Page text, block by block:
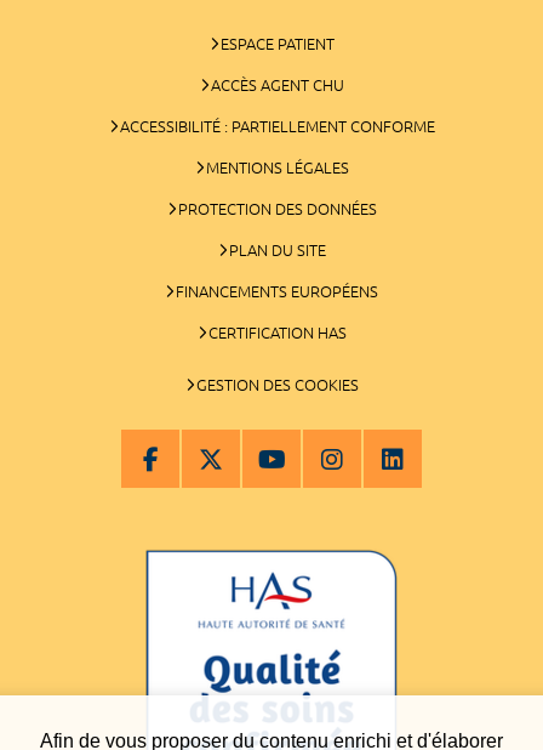
Afin de vous proposer du contenu enrichi et d'élaborer
ESPACE PATIENT
ACCÈS AGENT CHU
ACCESSIBILITÉ : PARTIELLEMENT CONFORME
MENTIONS LÉGALES
PROTECTION DES DONNÉES
PLAN DU SITE
FINANCEMENTS EUROPÉENS
CERTIFICATION HAS
GESTION DES COOKIES